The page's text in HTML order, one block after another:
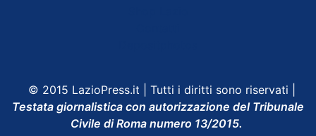
© 2015 LazioPress.it | Tutti i diritti sono riservati |
Testata giornalistica con autorizzazione del Tribunale
Civile di Roma numero 13/2015.